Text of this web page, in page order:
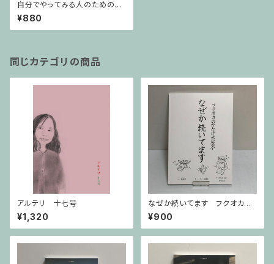
自分でやってみる人のための
校正のたね
¥880
同じカテゴリの商品
アルテリ 十七号
¥1,320
なぜか続いてます フクオカの
ひかげ本屋本
¥900